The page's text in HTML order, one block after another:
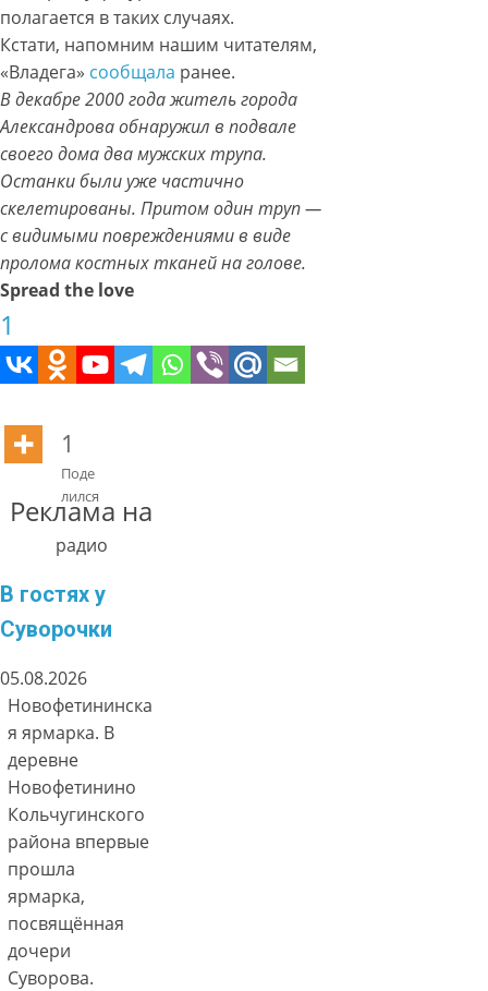
полагается в таких случаях.
Кстати, напомним нашим читателям,
«Владега» сообщала ранее.
В декабре 2000 года житель города
Александрова обнаружил в подвале
своего дома два мужских трупа.
Останки были уже частично
скелетированы. Притом один труп —
с видимыми повреждениями в виде
пролома костных тканей на голове.
Spread the love
1
1
Поде
лился
Реклама на
радио
В гостях у
Суворочки
05.08.2026
Новофетининска
я ярмарка. В
деревне
Новофетинино
Кольчугинского
района впервые
прошла
ярмарка,
посвящённая
дочери
Суворова.